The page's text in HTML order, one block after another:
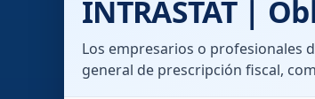
INTRASTAT |
Los empresarios o profesionales
general de prescripción fiscal,